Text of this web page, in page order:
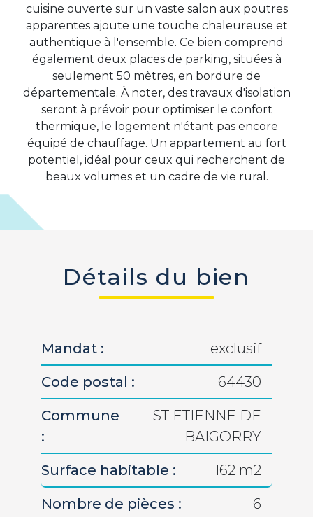
cuisine ouverte sur un vaste salon aux poutres
apparentes ajoute une touche chaleureuse et
authentique à l'ensemble. Ce bien comprend
également deux places de parking, situées à
seulement 50 mètres, en bordure de
départementale. À noter, des travaux d'isolation
seront à prévoir pour optimiser le confort
thermique, le logement n'étant pas encore
équipé de chauffage. Un appartement au fort
potentiel, idéal pour ceux qui recherchent de
beaux volumes et un cadre de vie rural.
Détails du bien
Mandat :
exclusif
Code postal :
64430
Commune
:
ST ETIENNE DE
BAIGORRY
Surface habitable :
162 m2
Nombre de pièces :
6